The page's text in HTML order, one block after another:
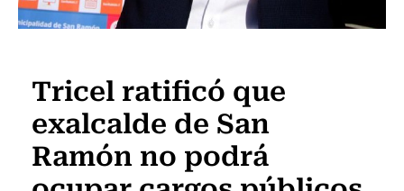
Tricel ratificó que
exalcalde de San
Ramón no podrá